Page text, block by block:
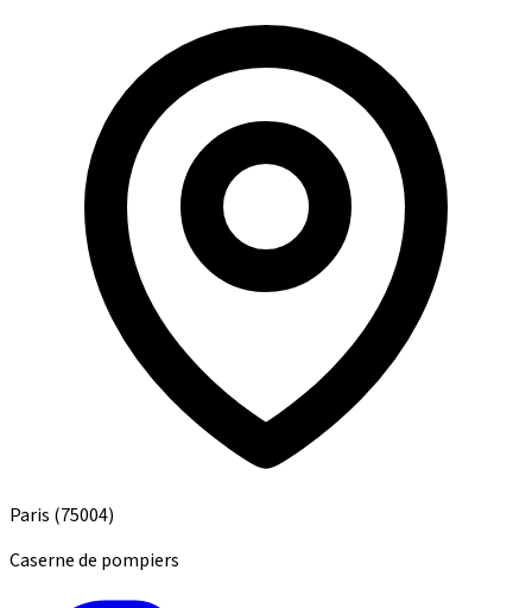
Paris (75004)
Caserne de pompiers